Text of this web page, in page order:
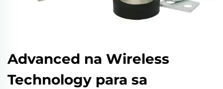
Advanced na Wireless
Technology para sa